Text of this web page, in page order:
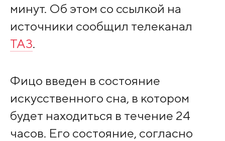
минут. Об этом со ссылкой на
источники сообщил телеканал
ТА3.
Фицо введен в состояние
искусственного сна, в котором
будет находиться в течение 24
часов. Его состояние, согласно